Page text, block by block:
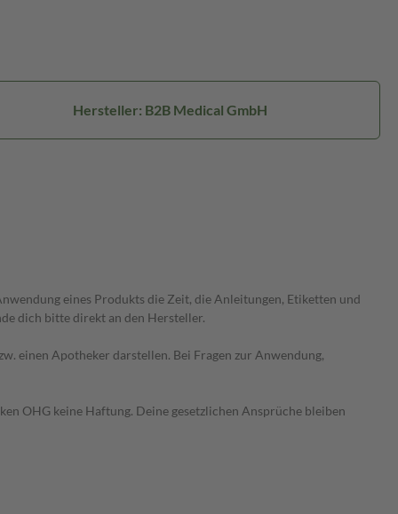
Hersteller: B2B Medical GmbH
eines Produkts die Zeit, die Anleitungen, Etiketten und
dich bitte direkt an den Hersteller.
einen Apotheker darstellen. Bei Fragen zur Anwendung,
OHG keine Haftung. Deine gesetzlichen Ansprüche bleiben